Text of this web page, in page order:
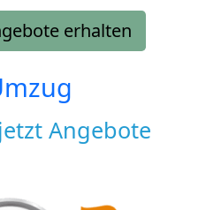
erhalten
Angebote